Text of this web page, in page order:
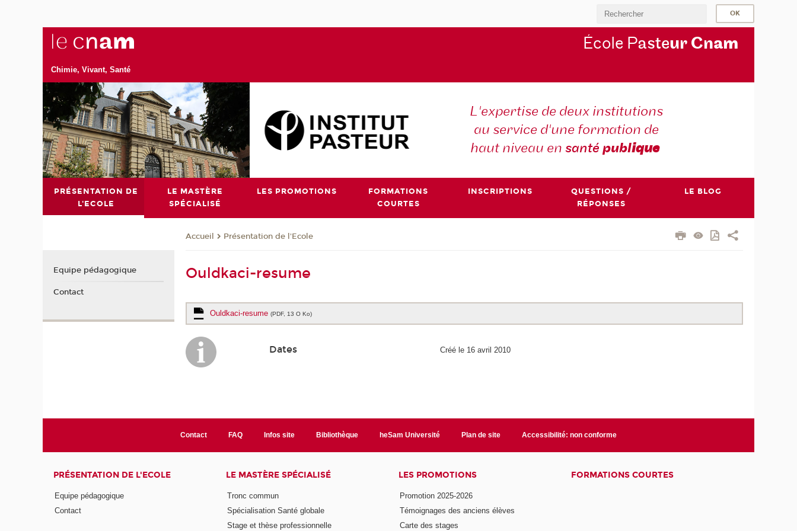
Chimie, Vivant, Santé
École Pasteur Cnam
L'expertise de deux institutions
au service d'une formation de
haut niveau en santé publique
PRÉSENTATION DE
L'ECOLE
LE MASTÈRE
SPÉCIALISÉ
LES PROMOTIONS
FORMATIONS
COURTES
INSCRIPTIONS
QUESTIONS /
RÉPONSES
LE BLOG
Accueil Présentation de l'Ecole
Ouldkaci-resume
Ouldkaci-resume (PDF, 13 O Ko)
Dates Créé le 16 avril 2010
Equipe pédagogique
Contact
Contact FAQ Infos site Bibliothèque heSam Université Plan de site Accessibilité: non conforme
PRÉSENTATION DE L'ECOLE
Equipe pédagogique
Contact
LE MASTÈRE SPÉCIALISÉ
Tronc commun
Spécialisation Santé globale
Stage et thèse professionnelle
LES PROMOTIONS
Promotion 2025-2026
Témoignages des anciens élèves
Carte des stages
FORMATIONS COURTES